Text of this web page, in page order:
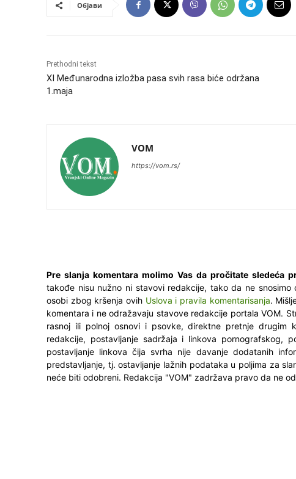
Објави
Prethodni tekst
XI Međunarodna izložba pasa svih rasa biće održana
1.maja
VOM
https://vom.rs/
Pre slanja komentara molimo Vas da pročitate sledeća
takođe nisu nužno ni stavovi redakcije, tako da ne
osobi zbog kršenja ovih Uslova i pravila komentarisanja.
komentara i ne odražavaju stavove redakcije portala VOM.
rasnoj ili polnoj osnovi i psovke, direktne pretnje drugim
redakcije, postavljanje sadržaja i linkova pornografskog,
postavljanje linkova čija svrha nije davanje dodatanih
predstavljanje, tj. ostavljanje lažnih podataka u poljima za
neće biti odobreni. Redakcija "VOM" zadržava pravo da ne